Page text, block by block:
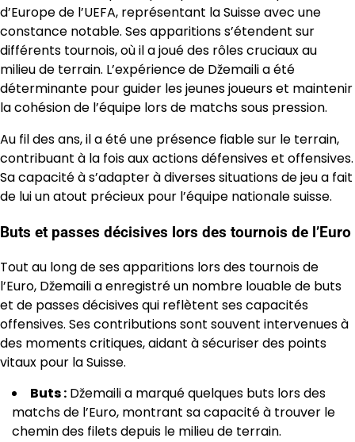
d’Europe de l’UEFA, représentant la Suisse avec une
constance notable. Ses apparitions s’étendent sur
différents tournois, où il a joué des rôles cruciaux au
milieu de terrain. L’expérience de Džemaili a été
déterminante pour guider les jeunes joueurs et maintenir
la cohésion de l’équipe lors de matchs sous pression.
Au fil des ans, il a été une présence fiable sur le terrain,
contribuant à la fois aux actions défensives et offensives.
Sa capacité à s’adapter à diverses situations de jeu a fait
de lui un atout précieux pour l’équipe nationale suisse.
Buts et passes décisives lors des tournois de l’Euro
Tout au long de ses apparitions lors des tournois de
l’Euro, Džemaili a enregistré un nombre louable de buts
et de passes décisives qui reflètent ses capacités
offensives. Ses contributions sont souvent intervenues à
des moments critiques, aidant à sécuriser des points
vitaux pour la Suisse.
Buts : Džemaili a marqué quelques buts lors des
matchs de l’Euro, montrant sa capacité à trouver le
chemin des filets depuis le milieu de terrain.